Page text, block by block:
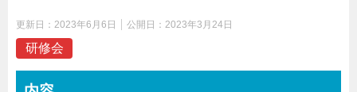
更新日： 2023年6月6日 公開日： 2023年3月24日
研修会